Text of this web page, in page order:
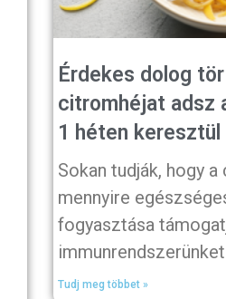
Érdekes dolog
citromhéjat adsz
1 héten keresztül
Sokan tudják, hogy
mennyire
fogyasztása
Tudj meg többet »